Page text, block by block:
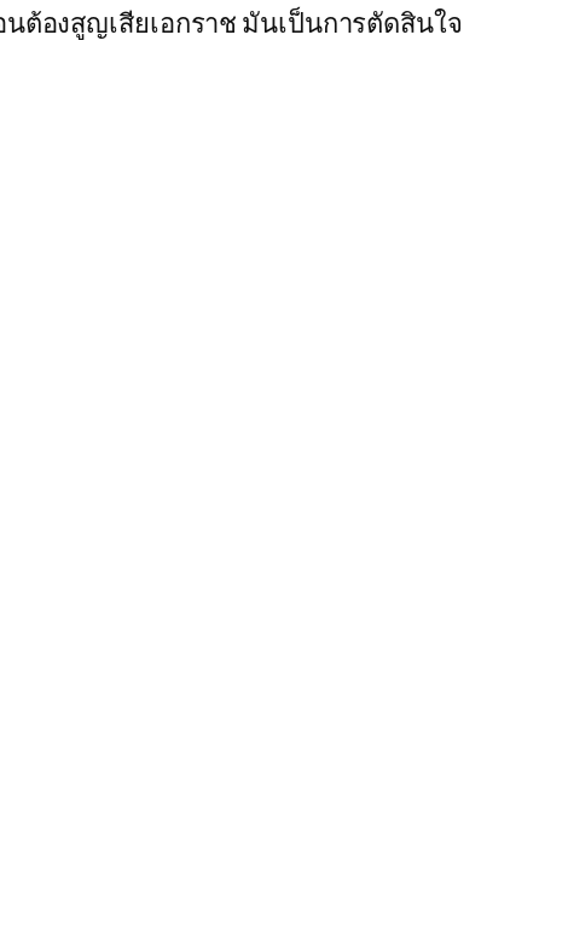
ต้องสูญเสียเอกราช มันเป็นการตัดสินใจ